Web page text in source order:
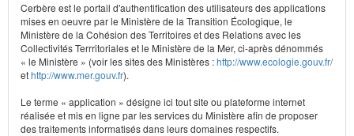
Cerbère est le portail d'authentification des utilisateurs des applications
mises en oeuvre par le Ministère de la Transition Écologique, le
Ministère de la Cohésion des Territoires et des Relations avec les
Collectivités Terrritoriales et le Ministère de la Mer, ci-après dénommés
« le Ministère » (voir les sites des Ministères :http://www.ecologie.gouv.fr/
ethttp://www.mer.gouv.fr).
Le terme « application » désigne ici tout site ou plateforme internet
réalisée et mis en ligne par les services du Ministère afin de proposer
des traitements informatisés dans leurs domaines respectifs.